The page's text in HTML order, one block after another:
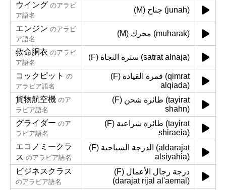
ウイング のアラビ
ア語名
(M) جناح (junah)
エンジン のアラビ
ア語名
(M) محرك (muharak)
救命胴衣 のアラビ
ア語名
(F) سترة النجاة (satrat alnaja)
コックピット の
アラビア語名
(F) قمرة القيادة (qimrat
alqiada)
貨物航空機 のア
ラビア語名
(F) طائرة شحن (tayirat
shahn)
グライダー のア
ラビア語名
(F) طائرة شراعية (tayirat
shiraeia)
エコノミークラ
ス のアラビア語名
(F) الدرجة السياحية (aldarajat
alsiyahia)
ビジネスクラス
のアラビア語名
(F) درجة رجال الأعمال
(darajat rijal al'aemal)